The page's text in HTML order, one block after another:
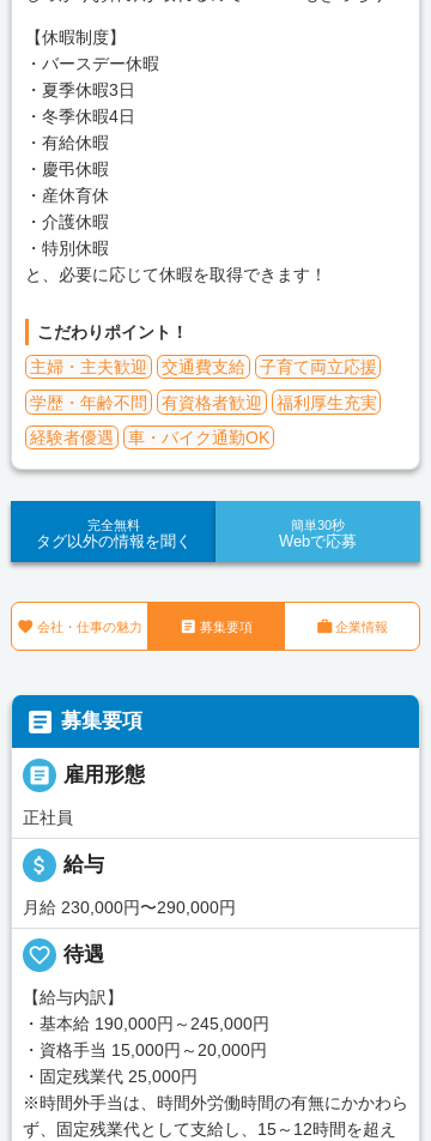
【休暇制度】
・バースデー休暇
・夏季休暇3日
・冬季休暇4日
・有給休暇
・慶弔休暇
・産休育休
・介護休暇
・特別休暇
と、必要に応じて休暇を取得できます！
こだわりポイント！
主婦・主夫歓迎
交通費支給
子育て両立応援
学歴・年齢不問
有資格者歓迎
福利厚生充実
経験者優遇
車・バイク通勤OK
完全無料
タグ以外の情報を聞く
簡単30秒
Webで応募
 会社・仕事の魅力  募集要項 企業情報
 募集要項
 雇用形態
正社員
attach_money 給与
月給 230,000円〜290,000円
favorite_border 待遇
【給与内訳】
・基本給 190,000円～245,000円
・資格手当 15,000円～20,000円
・固定残業代 25,000円
※時間外手当は、時間外労働時間の有無にかかわら
ず、固定残業代として支給し、15～12時間を超え